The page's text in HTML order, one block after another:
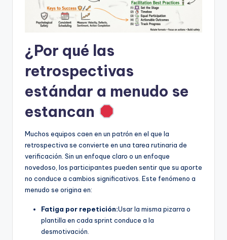
¿Por qué las
retrospectivas
estándar a menudo se
estancan
Muchos equipos caen en un patrón en el que la
retrospectiva se convierte en una tarea rutinaria de
verificación. Sin un enfoque claro o un enfoque
novedoso, los participantes pueden sentir que su aporte
no conduce a cambios significativos. Este fenómeno a
menudo se origina en:
Fatiga por repetición:Usar la misma pizarra o
plantilla en cada sprint conduce a la
desmotivación.